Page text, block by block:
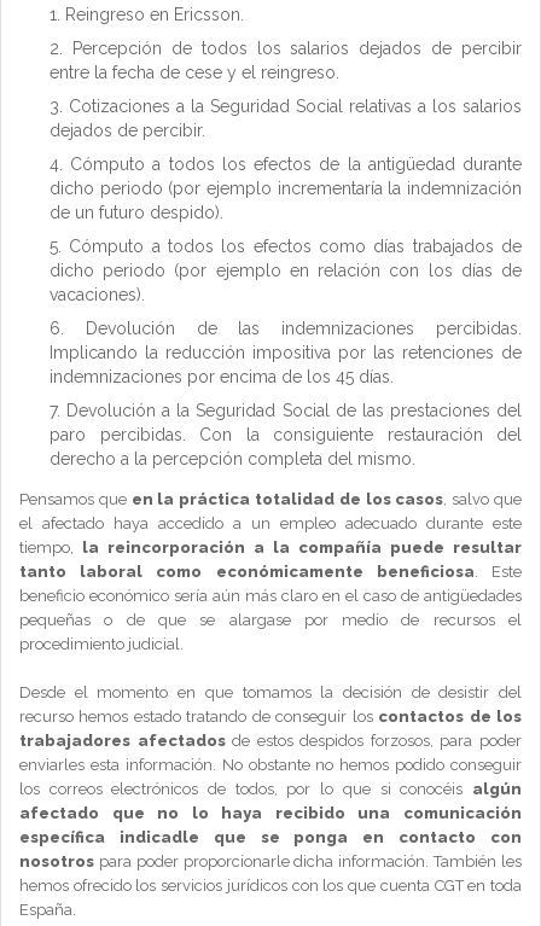
Reingreso en Ericsson.
Percepción de todos los salarios dejados de percibir
entre la fecha de cese y el reingreso.
Cotizaciones a la Seguridad Social relativas a los salarios
dejados de percibir.
Cómputo a todos los efectos de la antigüedad durante
dicho periodo (por ejemplo incrementaría la indemnización
de un futuro despido).
Cómputo a todos los efectos como días trabajados de
dicho periodo (por ejemplo en relación con los días de
vacaciones).
Devolución de las indemnizaciones percibidas.
Implicando la reducción impositiva por las retenciones de
indemnizaciones por encima de los 45 días.
Devolución a la Seguridad Social de las prestaciones del
paro percibidas. Con la consiguiente restauración del
derecho a la percepción completa del mismo.
Pensamos que en la práctica totalidad de los casos, salvo que
el afectado haya accedido a un empleo adecuado durante este
tiempo, la reincorporación a la compañía puede resultar
tanto laboral como económicamente beneficiosa. Este
beneficio económico sería aún más claro en el caso de antigüedades
pequeñas o de que se alargase por medio de recursos el
procedimiento judicial.
Desde el momento en que tomamos la decisión de desistir del
recurso hemos estado tratando de conseguir los contactos de los
trabajadores afectadosde estos despidos forzosos, para poder
enviarles esta información. No obstante no hemos podido conseguir
los correos electrónicos de todos, por lo que si conocéis algún
afectado que no lo haya recibido una comunicación
específica indicadle que se ponga en contacto con
nosotros para poder proporcionarle dicha información. También les
hemos ofrecido los servicios jurídicos con los que cuenta CGT en toda
España.